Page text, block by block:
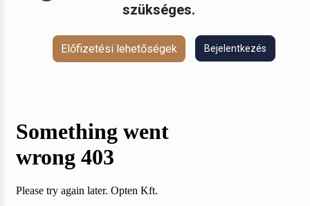
szükséges.
Előfizetési lehetőségek Bejelentkezés